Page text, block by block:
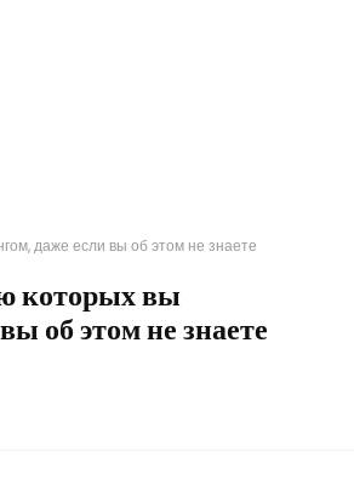
даже если вы об этом не знаете
которых вы
об этом не знаете